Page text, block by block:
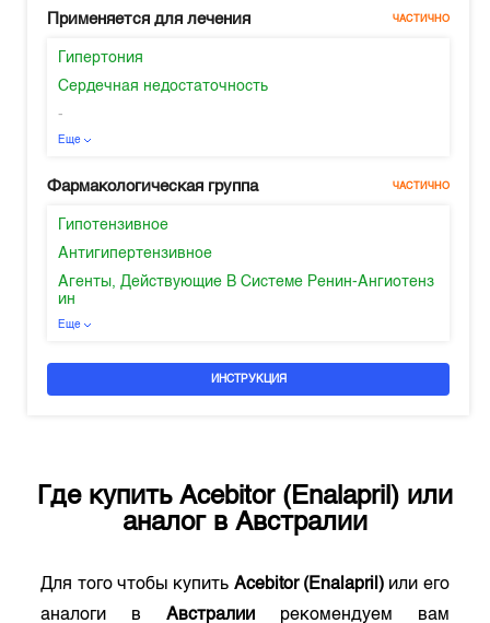
Применяется для лечения ЧАСТИЧНО
Гипертония
Сердечная недостаточность
-
Еще
Фармакологическая группа ЧАСТИЧНО
Гипотензивное
Антигипертензивное
Агенты, Действующие В Системе Ренин-Ангиотенз
ин
Еще
ИНСТРУКЦИЯ
Где купить Acebitor (Enalapril) или
аналог в Австралии
Для того чтобы купить Acebitor (Enalapril)или его
аналоги в Австралии рекомендуем вам